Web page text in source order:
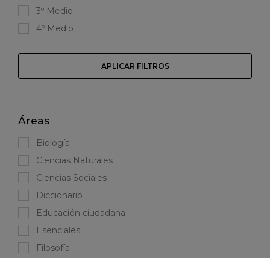
3º Medio
4º Medio
APLICAR FILTROS
Áreas
Biología
Ciencias Naturales
Ciencias Sociales
Diccionario
Educación ciudadana
Esenciales
Filosofía